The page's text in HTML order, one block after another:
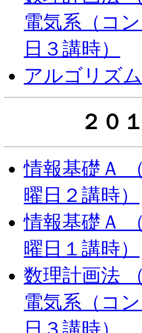
電気系（コ
日３講時）
アルゴリズ
２０
情報基礎Ａ
曜日２講時）
情報基礎Ａ
曜日１講時）
数理計画法
電気系（コ